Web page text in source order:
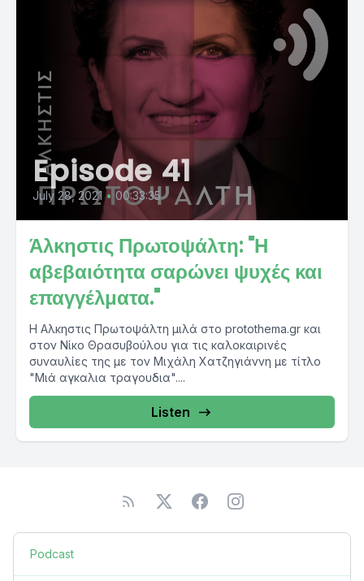
Episode 41
July 28, 2021 • 00:33:35
Άλκηστις Πρωτοψάλτη: "Η
αβεβαιότητα σαρώνει ψυχές και
επαγγέλματα."
Η Αλκηστις Πρωτοψάλτη μιλά στο protothema.gr και
στον Νίκο Θρασυβούλου για τις καλοκαιρινές
συναυλίες της με τον Μιχάλη Χατζηγιάννη με τίτλο
"Μιά αγκαλια τραγουδια"....
Listen
Podcast